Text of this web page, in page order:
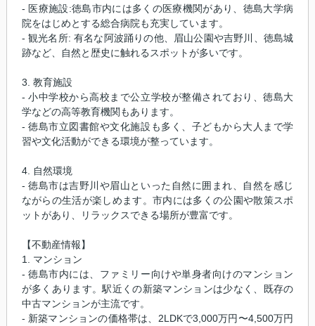
- 医療施設:徳島市内には多くの医療機関があり、徳島大学病
院をはじめとする総合病院も充実しています。
- 観光名所: 有名な阿波踊りの他、眉山公園や吉野川、徳島城
跡など、自然と歴史に触れるスポットが多いです。
3. 教育施設
- 小中学校から高校まで公立学校が整備されており、徳島大
学などの高等教育機関もあります。
- 徳島市立図書館や文化施設も多く、子どもから大人まで学
習や文化活動ができる環境が整っています。
4. 自然環境
- 徳島市は吉野川や眉山といった自然に囲まれ、自然を感じ
ながらの生活が楽しめます。市内には多くの公園や散策スポ
ットがあり、リラックスできる場所が豊富です。
【不動産情報】
1. マンション
- 徳島市内には、ファミリー向けや単身者向けのマンション
が多くあります。駅近くの新築マンションは少なく、既存の
中古マンションが主流です。
- 新築マンションの価格帯は、2LDKで3,000万円〜4,500万円